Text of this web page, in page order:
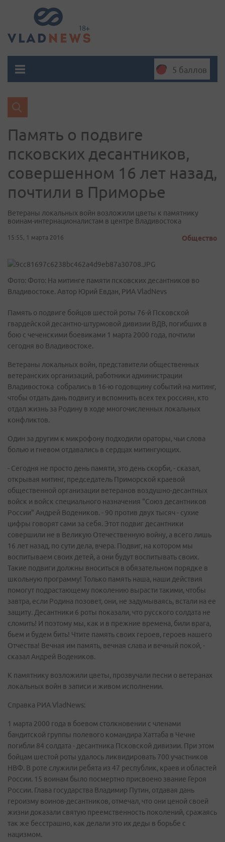
5 баллов
Память о подвиге
псковских десантников,
совершенном 16 лет назад,
почтили в Приморье
Ветераны локальных войн возложили цветы к памятнику
воинам-интернационалистам в центре Владивостока
15:55, 1 марта 2016 Общество
Фото: Фото: На митинге памяти псковских десантников во
Владивостоке. Автор Юрий Евдан, РИА VladNevs
Память о подвиге бойцов шестой роты 76-й Псковской
гвардейской десантно-штурмовой дивизии ВДВ, погибших в
бою с чеченскими боевиками 1 марта 2000 года, почтили
сегодня во Владивостоке.
Ветераны локальных войн, представители общественных
ветеранских организаций, работники администрации
Владивостока собрались в 16-ю годовщину событий на митинг,
чтобы отдать дань подвигу и вспомнить всех тех россиян, кто
отдал жизнь за Родину в ходе многочисленных локальных
конфликтов.
Один за другим к микрофону подходили ораторы, чьи слова
болью и гневом отдавались в сердцах митингующих.
- Сегодня не просто день памяти, это день скорби, - сказал,
открывая митинг, председатель Приморской краевой
общественной организации ветеранов воздушно-десантных
войск и войск специального назначения "Союз десантников
России" Андрей Водеников. - 90 против двух тысяч - сухие
цифры говорят сами за себя. Этот подвиг десантники
совершили не в Великую Отечественную войну, а всего лишь
16 лет назад, по сути дела, вчера. Подвиг, на котором мы
воспитываем своих детей, а они будут воспитывать своих.
Такие подвиги должны вноситься в обязательном порядке в
школьную программу! Только память наша, наши действия
помогут подрастающему поколению вырасти такими, чтобы
завтра, если Родина позовет, они, не задумываясь, встали на ее
защиту. Десантники 6 роты показали, что русского солдата не
сломить! И поэтому мы, как и в прежние времена, били врага,
бьем и будем бить! Чтите память своих героев, героев нашего
Отчества! Вечная им память, вечная слава и вечный покой, -
сказал Андрей Водеников.
К памятнику возложили цветы, прозвучали песни о ветеранах
локальных войн в записи и живом исполнении.
Справка РИА VladNews:
1 марта 2000 года в боевом столкновении с членами
бандитской группы полевого командира Хаттаба в Чечне
погибли 84 солдата - десантника Псковской дивизии. При этом
бойцам шестой роты удалось ликвидировать 700 участников
НВФ. В роте служили ребята из 47 республик, краев и областей
России. 15 воинам было посмертно присвоено звание Героя
России. Глава государства Владимир Путин, отдавая дань
героизму воинов-десантников, отмечал, что они ценой своей
жизни доказали святую преемственность поколений, сражаясь
так же бесстрашно, как делали это их деды в борьбе с
нацизмом.